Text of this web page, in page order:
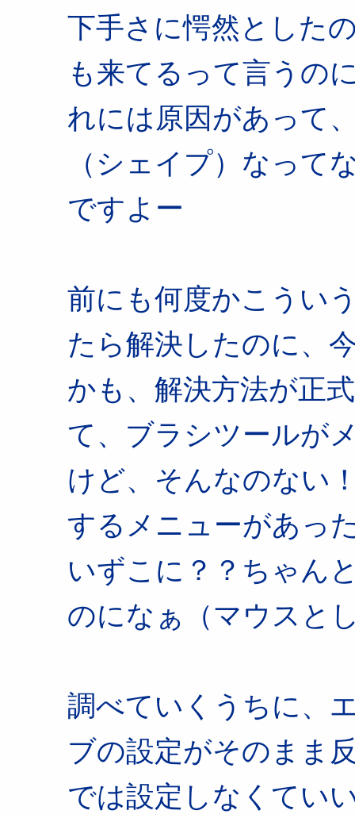
下手さに愕然とした
も来てるって言うの
れには原因があって
（シェイプ）なって
ですよー
前にも何度かこうい
たら解決したのに、
かも、解決方法が正
て、ブラシツールが
けど、そんなのない
するメニューがあっ
いずこに？？ちゃん
のになぁ（マウスと
調べていくうちに、
ブの設定がそのまま
では設定しなくてい